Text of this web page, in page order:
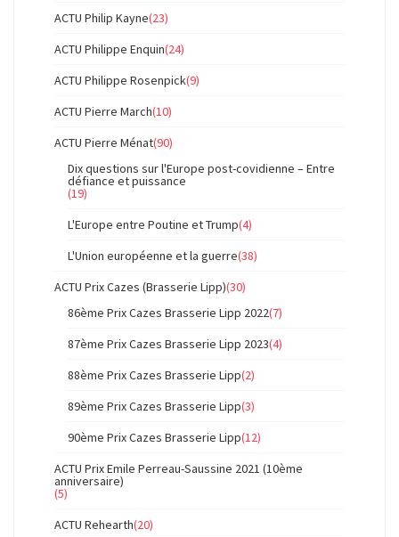
ACTU Philip Kayne(23)
ACTU Philippe Enquin(24)
ACTU Philippe Rosenpick(9)
ACTU Pierre March(10)
ACTU Pierre Ménat(90)
Dix questions sur l'Europe post-covidienne – Entre
défiance et puissance
(19)
L'Europe entre Poutine et Trump(4)
L'Union européenne et la guerre(38)
ACTU Prix Cazes (Brasserie Lipp)(30)
86ème Prix Cazes Brasserie Lipp 2022(7)
87ème Prix Cazes Brasserie Lipp 2023(4)
88ème Prix Cazes Brasserie Lipp(2)
89ème Prix Cazes Brasserie Lipp(3)
90ème Prix Cazes Brasserie Lipp(12)
ACTU Prix Emile Perreau-Saussine 2021 (10ème
anniversaire)
(5)
ACTU Rehearth(20)